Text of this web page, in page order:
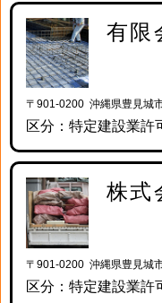
有限
〒901-0200 沖縄県豊見城
区分：特定建設業許
株式
〒901-0200 沖縄県豊見城
区分：特定建設業許